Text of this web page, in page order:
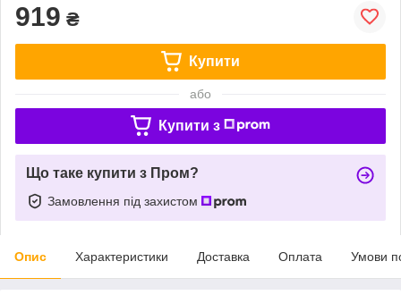
919 ₴
Купити
або
Купити з
Що таке купити з Пром?
Замовлення під захистом
Опис Характеристики Доставка Оплата Умови